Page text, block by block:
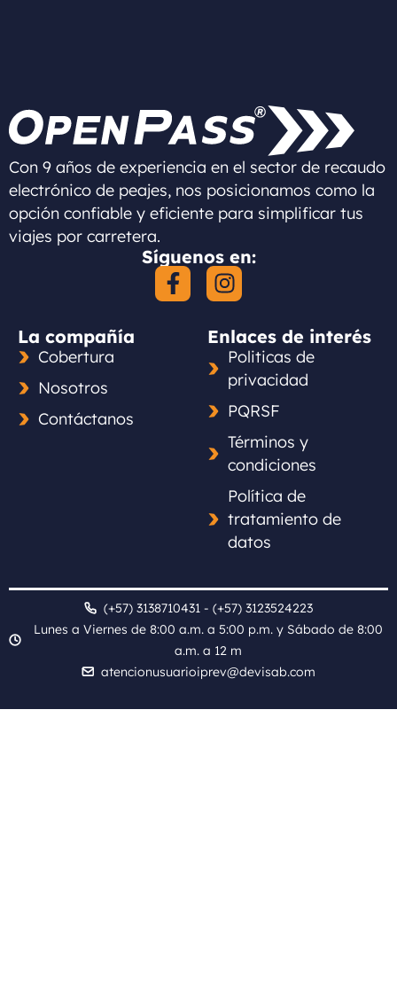
Con 9 años de experiencia en el sector de recaudo
electrónico de peajes, nos posicionamos como la
opción confiable y eficiente para simplificar tus
viajes por carretera.
Síguenos en:
La compañía
Cobertura
Nosotros
Contáctanos
Enlaces de interés
Politicas de
privacidad
PQRSF
Términos y
condiciones
Política de
tratamiento de
datos
(+57) 3138710431 - (+57) 3123524223
Lunes a Viernes de 8:00 a.m. a 5:00 p.m. y Sábado de 8:00
a.m. a 12 m
atencionusuarioiprev@devisab.com